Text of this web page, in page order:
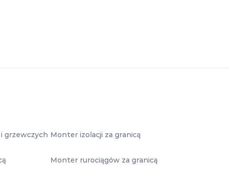
grzewczych Monter izolacji za granicą
Monter rurociągów za granicą